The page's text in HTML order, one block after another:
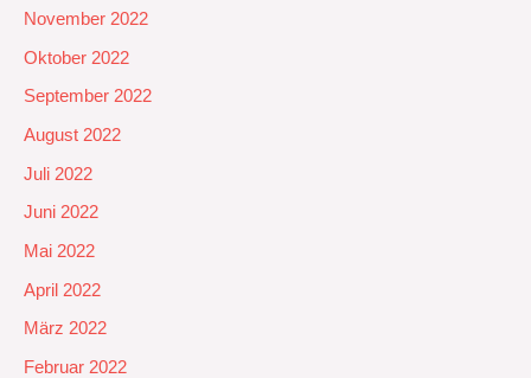
November 2022
Oktober 2022
September 2022
August 2022
Juli 2022
Juni 2022
Mai 2022
April 2022
März 2022
Februar 2022